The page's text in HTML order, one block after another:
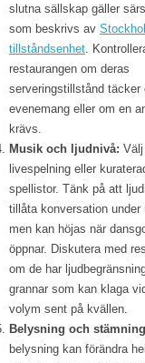
slutna sällskap gäller
som beskrivs av
tillståndsenhet .
restaurangen om deras
serveringstillstånd täcker
evenemang eller om en
krävs.
Musik och ljudnivå: Välj
livespelning eller
spellistor. Tänk på att
tillåta konversation under
men kan höjas när
öppnar. Diskutera med
om de har
grannar som kan klaga
volym sent på kvällen.
Belysning och
belysning kan förändra